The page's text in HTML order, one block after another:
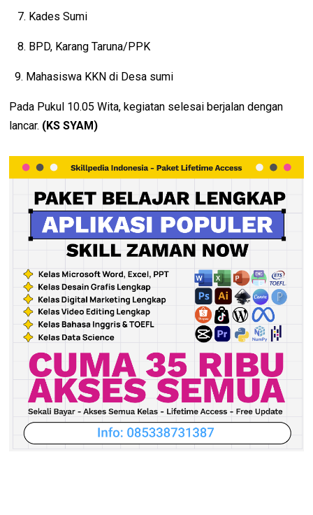
7. Kades Sumi
8. BPD, Karang Taruna/PPK
9. Mahasiswa KKN di Desa sumi
Pada Pukul 10.05 Wita, kegiatan selesai berjalan dengan
lancar. (KS SYAM)